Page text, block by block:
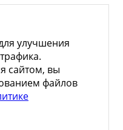
улучшения
сайтом, вы
файлов